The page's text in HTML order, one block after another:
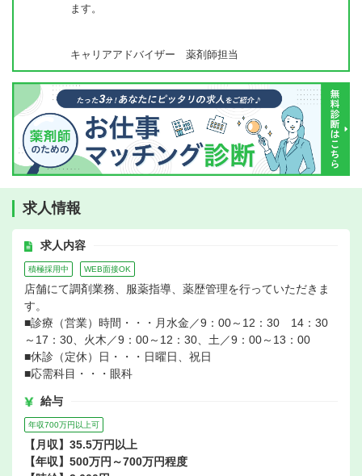
ます。
キャリアアドバイザー 薬剤師担当
求人情報
求人内容
積極採用中 WEB面接OK
店舗にて調剤業務、服薬指導、薬歴管理を行っていただきま
す。
■診療（営業）時間・・・月水金／9：00～12：30 14：30
～17：30、火木／9：00～12：30、土／9：00～13：00
■休診（定休）日・・・日曜日、祝日
■応需科目・・・眼科
給与
年収700万円以上可
【月収】35.5万円以上
【年収】500万円～700万円程度